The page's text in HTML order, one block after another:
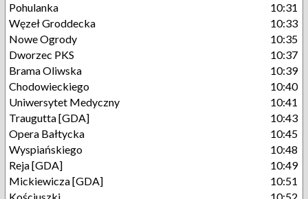
Pohulanka
10:31
Węzeł Groddecka
10:33
Nowe Ogrody
10:35
Dworzec PKS
10:37
Brama Oliwska
10:39
Chodowieckiego
10:40
Uniwersytet Medyczny
10:41
Traugutta [GDA]
10:43
Opera Bałtycka
10:45
Wyspiańskiego
10:48
Reja [GDA]
10:49
Mickiewicza [GDA]
10:51